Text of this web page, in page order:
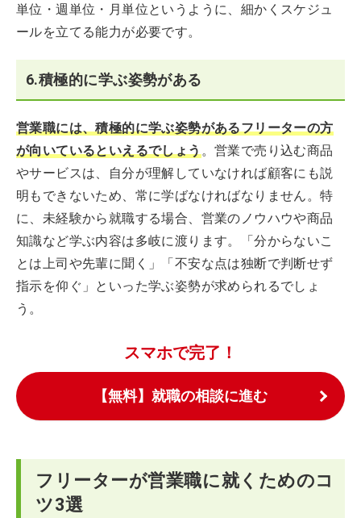
単位・週単位・月単位というように、細かくスケジュ
ールを立てる能力が必要です。
6.積極的に学ぶ姿勢がある
営業職には、積極的に学ぶ姿勢があるフリーターの方
が向いているといえるでしょう 。営業で売り込む商品
やサービスは、自分が理解していなければ顧客にも説
明もできないため、常に学ばなければなりません。特
に、未経験から就職する場合、営業のノウハウや商品
知識など学ぶ内容は多岐に渡ります。「分からないこ
とは上司や先輩に聞く」「不安な点は独断で判断せず
指示を仰ぐ」といった学ぶ姿勢が求められるでしょ
う。
スマホで完了！
【無料】就職の相談に進む
フリーターが営業職に就くためのコ
ツ3選